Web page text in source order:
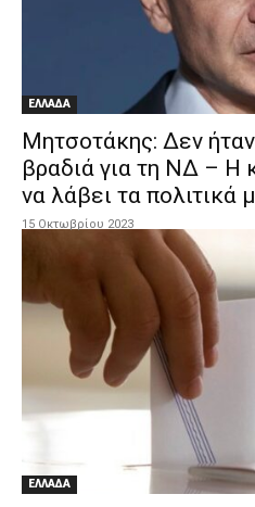
ΕΛΛΑΔΑ
Μητσοτάκης: Δεν ήταν
βραδιά για τη ΝΔ – Η
να λάβει τα πολιτικά
15 Οκτωβρίου 2023
ΕΛΛΑΔΑ